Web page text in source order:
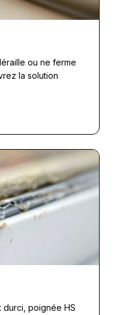
ou ne ferme
la solution
durci, poignée HS